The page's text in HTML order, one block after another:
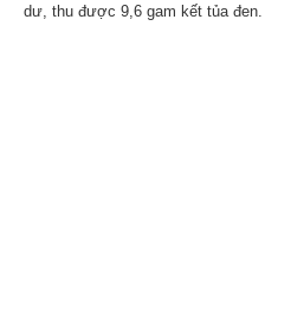
dư, thu được 9,6 gam kết tủa đen.